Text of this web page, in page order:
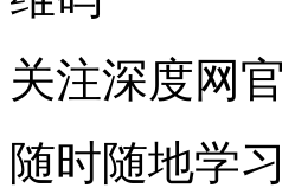
关注深度网
随时随地学习